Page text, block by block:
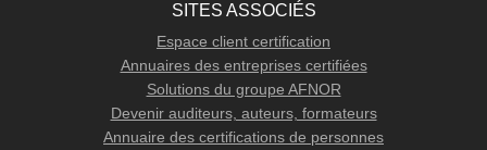
SITES ASSOCIÉS
Espace client certification
Annuaires des entreprises certifiées
Solutions du groupe AFNOR
Devenir auditeurs, auteurs, formateurs
Annuaire des certifications de personnes